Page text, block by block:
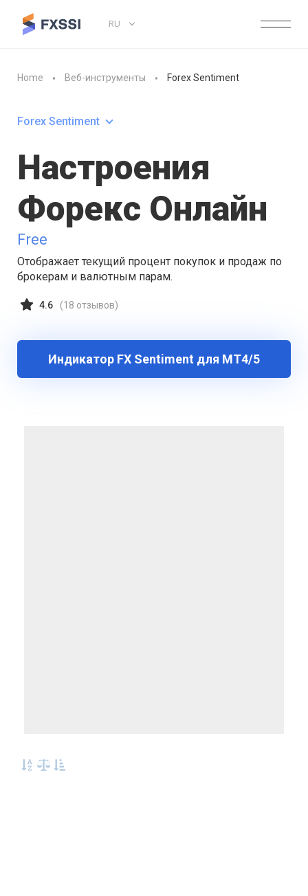
RU
Home Веб-инструменты Forex Sentiment
Forex Sentiment
Настроения
Форекс Онлайн
Free
Отображает текущий процент покупок и продаж по
брокерам и валютным парам.
4.6 (18 отзывов)
Индикатор FX Sentiment для МТ4/5